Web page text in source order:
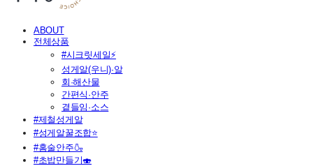
ABOUT
전체상품
#시크릿세일⚡
성게알(우니)·알
회·해산물
간편식·안주
곁들임·소스
#제철성게알
#성게알꿀조합⭐
#홈술안주🍶
#초밥만들기🍣